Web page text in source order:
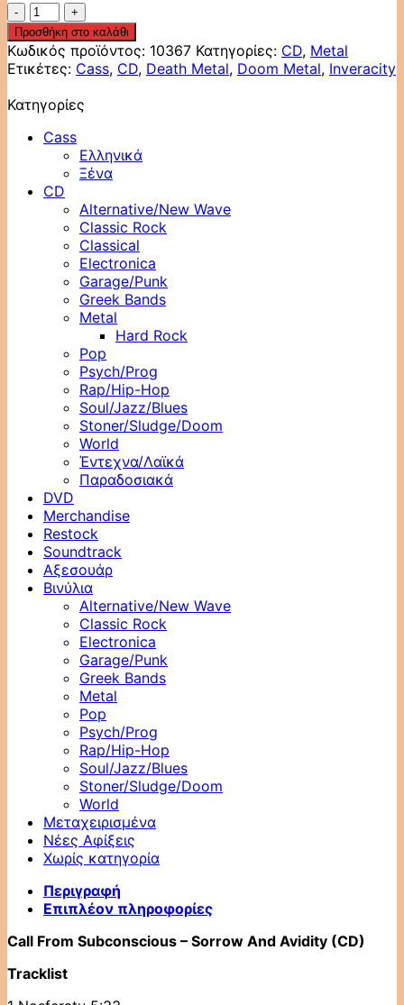
Call
From
Subconscious
–
Sorrow
And
Avidity
(CD)
ποσότητα
Προσθήκη στο καλάθι
Κωδικός προϊόντος: 10367 Κατηγορίες: CD, Metal
Ετικέτες: Cass, CD, Death Metal, Doom Metal, Inveracity
Κατηγορίες
Cass
Ελληνικά
Ξένα
CD
Alternative/New Wave
Classic Rock
Classical
Electronica
Garage/Punk
Greek Bands
Metal
Hard Rock
Pop
Psych/Prog
Rap/Hip-Hop
Soul/Jazz/Blues
Stoner/Sludge/Doom
World
Έντεχνα/Λαϊκά
Παραδοσιακά
DVD
Merchandise
Restock
Soundtrack
Αξεσουάρ
Βινύλια
Alternative/New Wave
Classic Rock
Electronica
Garage/Punk
Greek Bands
Metal
Pop
Psych/Prog
Rap/Hip-Hop
Soul/Jazz/Blues
Stoner/Sludge/Doom
World
Μεταχειρισμένα
Νέες Αφίξεις
Χωρίς κατηγορία
Περιγραφή
Επιπλέον πληροφορίες
Call From Subconscious – Sorrow And Avidity (CD)
Tracklist